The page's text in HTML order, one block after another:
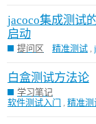
jacoco集成测试
启动
提问区 精准测试 ,
白盒测试方法论
学习笔记
软件测试入门 ,精准测